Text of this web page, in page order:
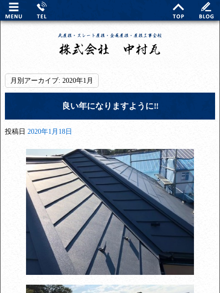
月別アーカイブ: 2020年1月
良い年になりますように‼︎
投稿日 2020年1月18日